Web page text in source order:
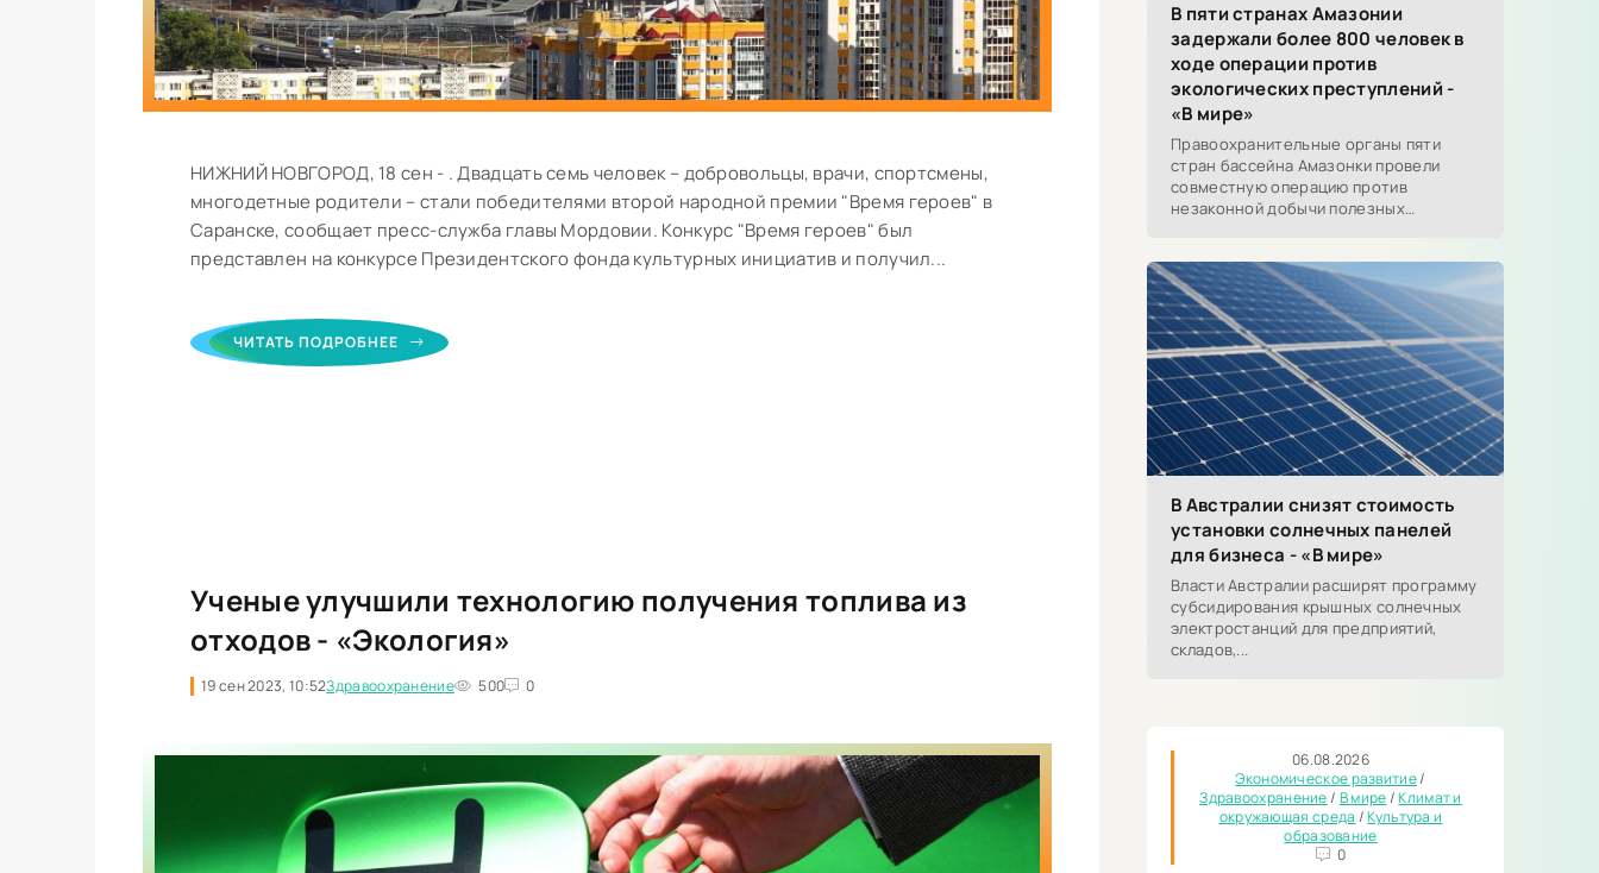
НИЖНИЙ НОВГОРОД, 18 сен - . Двадцать семь человек – добровольцы, врачи, спортсмены,
многодетные родители – стали победителями второй народной премии "Время героев" в
Саранске, сообщает пресс-служба главы Мордовии. Конкурс "Время героев" был
представлен на конкурсе Президентского фонда культурных инициатив и получил...
ЧИТАТЬ ПОДРОБНЕЕ
Ученые улучшили технологию получения топлива из
отходов - «Экология»
19 сен 2023, 10:52Здравоохранение 500 0
В пяти странах Амазонии
задержали более 800 человек в
ходе операции против
экологических преступлений -
«В мире»
Правоохранительные органы пяти
стран бассейна Амазонки провели
совместную операцию против
незаконной добычи полезных
топлива и
В Австралии снизят стоимость
установки солнечных панелей
для бизнеса - «В мире»
Власти Австралии расширят программу
субсидирования крышных солнечных
электростанций для предприятий,
складов,...
06.08.2026
Экономическое развитие/
Здравоохранение/ В мире/Климат и
окружающая среда /Культура и
образование
0